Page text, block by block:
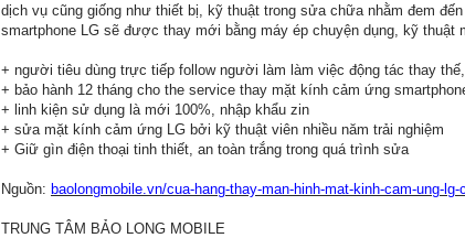
dịch vụ cũng giống như thiết bị, kỹ thuật trong sửa chữa nhằm đem
smartphone LG sẽ được thay mới bằng máy ép chuyện dụng, kỹ
+ người tiêu dùng trực tiếp follow người làm làm việc động tác thay
+ bảo hành 12 tháng cho the service thay mặt kính cảm ứng
+ linh kiện sử dụng là mới 100%, nhập khẩu zin
+ sửa mặt kính cảm ứng LG bởi kỹ thuật viên nhiều năm trải nghiệm
+ Giữ gìn điện thoại tinh thiết, an toàn trắng trong quá trình sửa
Nguồn: baolongmobile.vn/cua-hang-thay-man-hinh-mat-kinh-cam-ung-
TRUNG TÂM BẢO LONG MOBILE